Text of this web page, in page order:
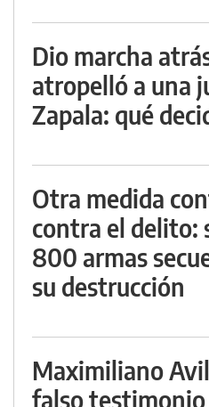
Dio marcha
atropelló a una
Zapala: qué
Otra medida
contra el delito:
800 armas
su destrucción
Maximiliano
falso testimonio